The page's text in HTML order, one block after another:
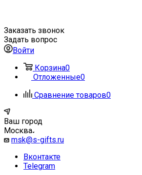
Заказать звонок
Задать вопрос
Войти
Корзина0
Отложенные0
Сравнение товаров0
Ваш город
Москва
msk@s-gifts.ru
Вконтакте
Telegram